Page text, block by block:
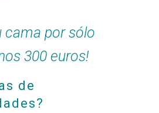
cama por sólo
300 euros!
de